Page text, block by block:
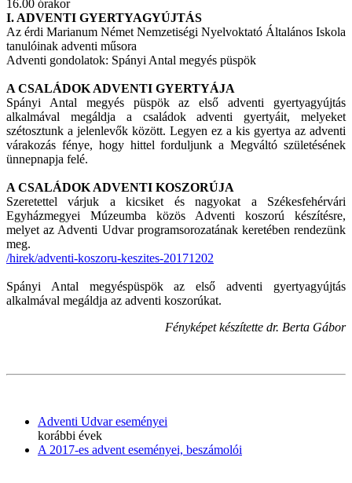
16.00 órakor
I. ADVENTI GYERTYAGYÚJTÁS
Az érdi Marianum Német Nemzetiségi Nyelvoktató Általános Iskola
tanulóinak adventi műsora
Adventi gondolatok: Spányi Antal megyés püspök
A CSALÁDOK ADVENTI GYERTYÁJA
Spányi Antal megyés püspök az első adventi gyertyagyújtás
alkalmával megáldja a családok adventi gyertyáit, melyeket
szétosztunk a jelenlevők között. Legyen ez a kis gyertya az adventi
várakozás fénye, hogy hittel forduljunk a Megváltó születésének
ünnepnapja felé.
A CSALÁDOK ADVENTI KOSZORÚJA
Szeretettel várjuk a kicsiket és nagyokat a Székesfehérvári
Egyházmegyei Múzeumba közös Adventi koszorú készítésre,
melyet az Adventi Udvar programsorozatának keretében rendezünk
meg.
/hirek/adventi-koszoru-keszites-20171202
Spányi Antal megyéspüspök az első adventi gyertyagyújtás
alkalmával megáldja az adventi koszorúkat.
Fényképet készítette dr. Berta Gábor
Adventi Udvar eseményei
korábbi évek
A 2017-es advent eseményei, beszámolói